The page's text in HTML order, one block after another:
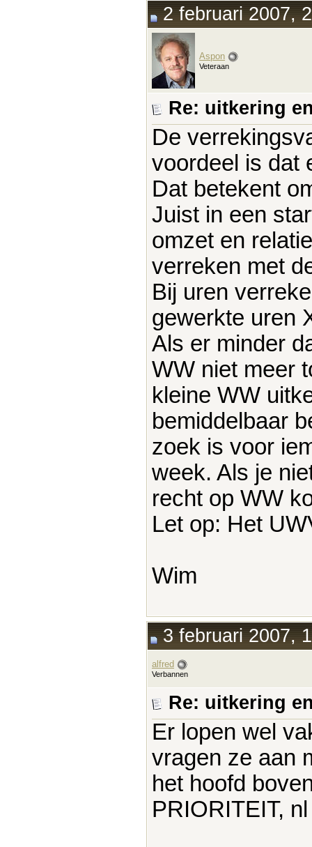
2 februari 2007,
Aspon
Veteraan
Re: uitkering
De
voordeel is dat
Dat betekent
Juist in een
omzet en
verreken met
Bij uren
gewerkte uren
Als er minder
WW niet meer
kleine WW
bemiddelbaar
zoek is voor
week. Als je
recht op WW
Let op: Het
Wim
3 februari 2007,
alfred
Verbannen
Re: uitkering
Er lopen wel
vragen ze aan
het hoofd
PRIORITEIT,